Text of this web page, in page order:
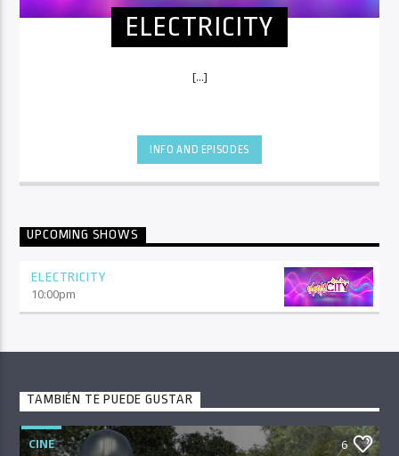
ELECTRICITY
[...]
INFO AND EPISODES
UPCOMING SHOWS
ELECTRICITY
10:00pm
TAMBIÉN TE PUEDE GUSTAR
CINE 6